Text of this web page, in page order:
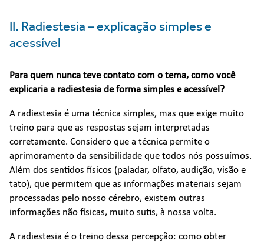
II. Radiestesia – explicação simples e
acessível
Para quem nunca teve contato com o tema, como você
explicaria a radiestesia de forma simples e acessível?
A radiestesia é uma técnica simples, mas que exige muito
treino para que as respostas sejam interpretadas
corretamente. Considero que a técnica permite o
aprimoramento da sensibilidade que todos nós possuímos.
Além dos sentidos físicos (paladar, olfato, audição, visão e
tato), que permitem que as informações materiais sejam
processadas pelo nosso cérebro, existem outras
informações não físicas, muito sutis, à nossa volta.
A radiestesia é o treino dessa percepção: como obter